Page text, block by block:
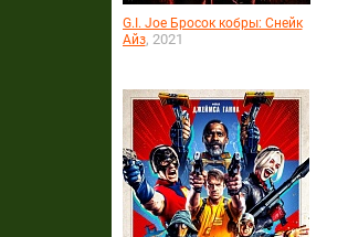
G.I. Joe Бросок кобры: Снейк
Айз, 2021